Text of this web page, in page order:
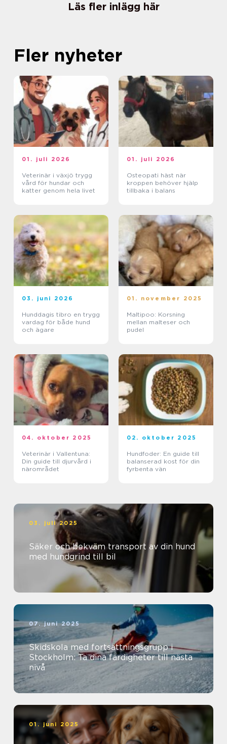
Läs fler inlägg här
Fler nyheter
01. juli 2026
Veterinär i växjö trygg
vård för hundar och
katter genom hela livet
01. juli 2026
Osteopati häst när
kroppen behöver hjälp
tillbaka i balans
03. juni 2026
Hunddagis tibro en trygg
vardag för både hund
och ägare
01. november 2025
Maltipoo: Korsning
mellan malteser och
pudel
04. oktober 2025
Veterinär i Vallentuna:
Din guide till djurvård i
närområdet
02. oktober 2025
Hundfoder: En guide till
balanserad kost för din
fyrbenta vän
03. juli 2025
Säker och bekväm transport av din hund
med hundgrind till bil
07. juni 2025
Skidskola med fortsättningsgrupp i
Stockholm: Ta dina färdigheter till nästa
nivå
01. juni 2025